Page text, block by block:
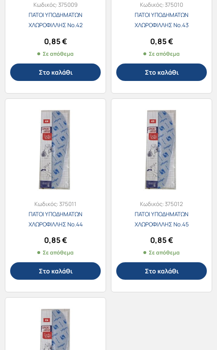
Κωδικός:375009
ΠΑΤΟΙ ΥΠΟΔΗΜΑΤΩΝ
ΧΛΩΡΟΦΙΛΛΗΣ No.42
0,85€
Σε απόθεμα
Στο καλάθι
Κωδικός:375010
ΠΑΤΟΙ ΥΠΟΔΗΜΑΤΩΝ
ΧΛΩΡΟΦΙΛΛΗΣ No.43
0,85€
Σε απόθεμα
Στο καλάθι
Κωδικός:375011
ΠΑΤΟΙ ΥΠΟΔΗΜΑΤΩΝ
ΧΛΩΡΟΦΙΛΛΗΣ No.44
0,85€
Σε απόθεμα
Στο καλάθι
Κωδικός:375012
ΠΑΤΟΙ ΥΠΟΔΗΜΑΤΩΝ
ΧΛΩΡΟΦΙΛΛΗΣ No.45
0,85€
Σε απόθεμα
Στο καλάθι